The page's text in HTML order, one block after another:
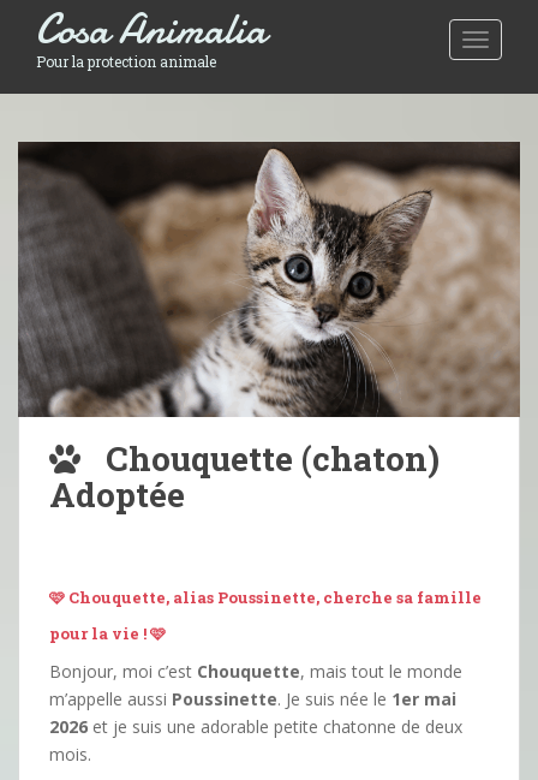
Toggle
Cosa Animalia
Pour la protection animale
Chouquette (chaton)
Adoptée
🩷 Chouquette, alias Poussinette, cherche sa famille
pour la vie ! 🩷
Bonjour, moi c’est Chouquette, mais tout le monde
m’appelle aussi Poussinette. Je suis née le 1er mai
2026 et je suis une adorable petite chatonne de deux
mois.